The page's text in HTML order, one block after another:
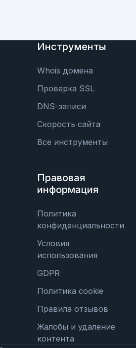
Инструменты
Whois домена
Проверка SSL
DNS-записи
Скорость сайта
Все инструменты
Правовая
информация
Политика
конфиденциальности
Условия
использования
GDPR
Политика cookie
Правила отзывов
Жалобы и удаление
контента